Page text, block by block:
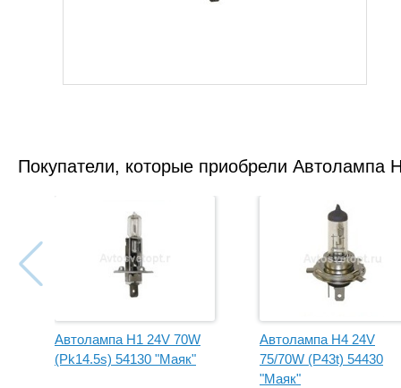
Покупатели, которые приобрели Автолампа
Автолампа H1 24V 70W
(Pk14.5s) 54130 "Маяк"
Автолампа H4 24V
75/70W (P43t) 54430
"Маяк"